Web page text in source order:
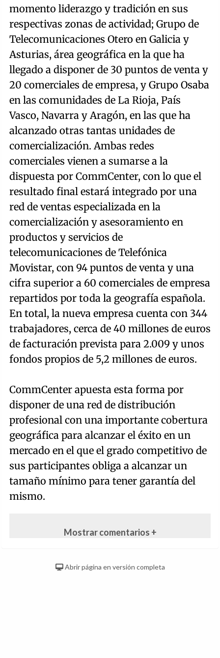
momento liderazgo y tradición en sus
respectivas zonas de actividad; Grupo de
Telecomunicaciones Otero en Galicia y
Asturias, área geográfica en la que ha
llegado a disponer de 30 puntos de venta y
20 comerciales de empresa, y Grupo Osaba
en las comunidades de La Rioja, País
Vasco, Navarra y Aragón, en las que ha
alcanzado otras tantas unidades de
comercialización. Ambas redes
comerciales vienen a sumarse a la
dispuesta por CommCenter, con lo que el
resultado final estará integrado por una
red de ventas especializada en la
comercialización y asesoramiento en
productos y servicios de
telecomunicaciones de Telefónica
Movistar, con 94 puntos de venta y una
cifra superior a 60 comerciales de empresa
repartidos por toda la geografía española.
En total, la nueva empresa cuenta con 344
trabajadores, cerca de 40 millones de euros
de facturación prevista para 2.009 y unos
fondos propios de 5,2 millones de euros.
CommCenter apuesta esta forma por
disponer de una red de distribución
profesional con una importante cobertura
geográfica para alcanzar el éxito en un
mercado en el que el grado competitivo de
sus participantes obliga a alcanzar un
tamaño mínimo para tener garantía del
mismo.
Mostrar comentarios +
Abrir página en versión completa